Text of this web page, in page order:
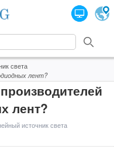
света
лент?
лент?
источник света